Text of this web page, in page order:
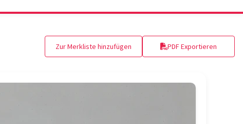
Zur Merkliste hinzufügen PDF Exportieren